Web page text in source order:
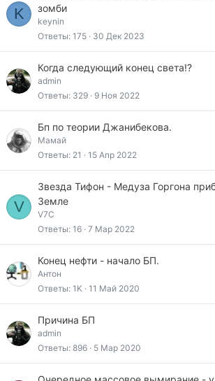
K
зомби
keynin
Ответы 175 30 Дек 2023
Когда следующий конец света!?
admin
Ответы 329 9 Ноя 2022
Бп по теории Джанибекова.
Мамай
Ответы 21 15 Апр 2022
V
Звезда Тифон - Медуза Горгона
Земле
V7C
Ответы 16 7 Мар 2022
Конец нефти - начало БП.
Антон
Ответы 1K 11 Май 2020
Причина БП
admin
Ответы 896 5 Мар 2020